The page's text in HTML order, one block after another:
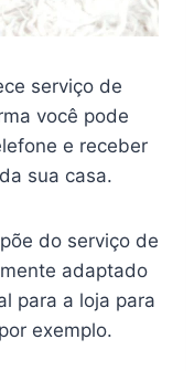
serviço de
você pode
e receber
sua casa.
do serviço de
adaptado
para a loja para
exemplo.